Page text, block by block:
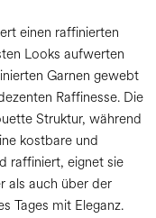
einen raffinierten
Looks aufwerten
Garnen gewebt
Raffinesse. Die
Struktur, während
kostbare und
raffiniert, eignet sie
als auch über der
Tages mit Eleganz.